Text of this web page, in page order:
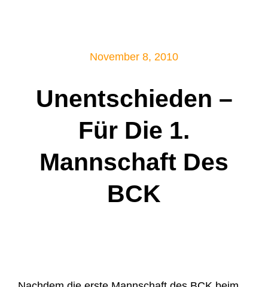
November 8, 2010
Unentschieden –
Für Die 1.
Mannschaft Des
BCK